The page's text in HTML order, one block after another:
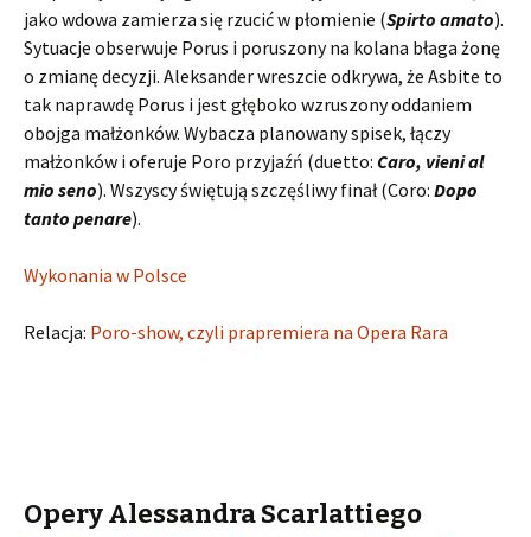
jako wdowa zamierza się rzucić w płomienie (Spirto amato).
Sytuacje obserwuje Porus i poruszony na kolana błaga żonę
o zmianę decyzji. Aleksander wreszcie odkrywa, że Asbite to
tak naprawdę Porus i jest głęboko wzruszony oddaniem
obojga małżonków. Wybacza planowany spisek, łączy
małżonków i oferuje Poro przyjaźń (duetto: Caro, vieni al
mio seno). Wszyscy świętują szczęśliwy finał (Coro: Dopo
tanto penare).
Wykonania w Polsce
Relacja: Poro-show, czyli prapremiera na Opera Rara
Opery Alessandra Scarlattiego